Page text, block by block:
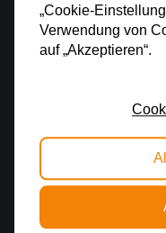
Abonnieren Sie
über alle Aktionen
„Cookie-
Verwendung von
auf „Akzeptieren“.